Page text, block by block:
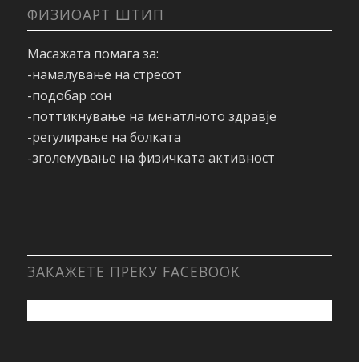
ФИЗИОАРТ ШТИП
Масажата помага за:
-намалување на стресот
-подобар сон
-поттикнување на менатлното здравје
-регулирање на болката
-зголемување на физичката активност
ЗАКАЖЕТЕ ПРЕКУ FACEBOOK